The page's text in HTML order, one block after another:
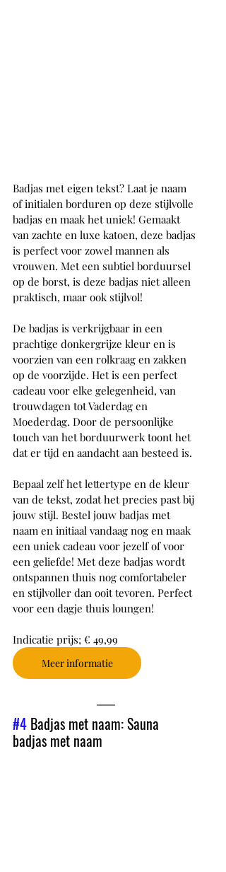
Badjas met eigen tekst? Laat je naam
of initialen borduren op deze stijlvolle
badjas en maak het uniek! Gemaakt
van zachte en luxe katoen, deze badjas
is perfect voor zowel mannen als
vrouwen. Met een subtiel borduursel
op de borst, is deze badjas niet alleen
praktisch, maar ook stijlvol!
De badjas is verkrijgbaar in een
prachtige donkergrijze kleur en is
voorzien van een rolkraag en zakken
op de voorzijde. Het is een perfect
cadeau voor elke gelegenheid, van
trouwdagen tot Vaderdag en
Moederdag. Door de persoonlijke
touch van het borduurwerk toont het
dat er tijd en aandacht aan besteed is.
Bepaal zelf het lettertype en de kleur
van de tekst, zodat het precies past bij
jouw stijl. Bestel jouw badjas met
naam en initiaal vandaag nog en maak
een uniek cadeau voor jezelf of voor
een geliefde! Met deze badjas wordt
ontspannen thuis nog comfortabeler
en stijlvoller dan ooit tevoren. Perfect
voor een dagje thuis loungen!
Indicatie prijs; € 49,99
Meer informatie
#4 Badjas met naam: Sauna
badjas met naam